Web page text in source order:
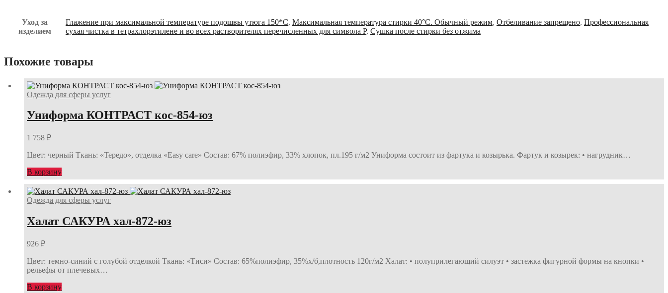
Уход за
изделием
Глажение при максимальной температуре подошвы утюга 150*С, Максимальная температура стирки 40°С. Обычный режим, Отбеливание запрещено, Профессиональная
сухая чистка в тетрахлорэтилене и во всех растворителях перечисленных для символа Р, Сушка после стирки без отжима
Похожие товары
Одежда для сферы услуг
Униформа КОНТРАСТ кос-854-юз
1 758 ₽
Цвет: черный Ткань: «Тередо», отделка «Easy care» Состав: 67% полиэфир, 33% хлопок, пл.195 г/м2 Униформа состоит из фартука и козырька. Фартук и козырек: • нагрудник…
В корзину
Одежда для сферы услуг
Халат САКУРА хал-872-юз
926 ₽
Цвет: темно-синий с голубой отделкой Ткань: «Тиси» Состав: 65%полиэфир, 35%х/б,плотность 120г/м2 Халат: • полуприлегающий силуэт • застежка фигурной формы на кнопки •
рельефы от плечевых…
В корзину